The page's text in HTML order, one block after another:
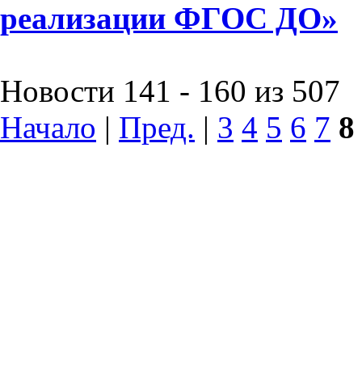
реализации ФГОС ДО»
Новости 141 - 160 из 507
Начало | Пред. | 3 4 5 6 7 8